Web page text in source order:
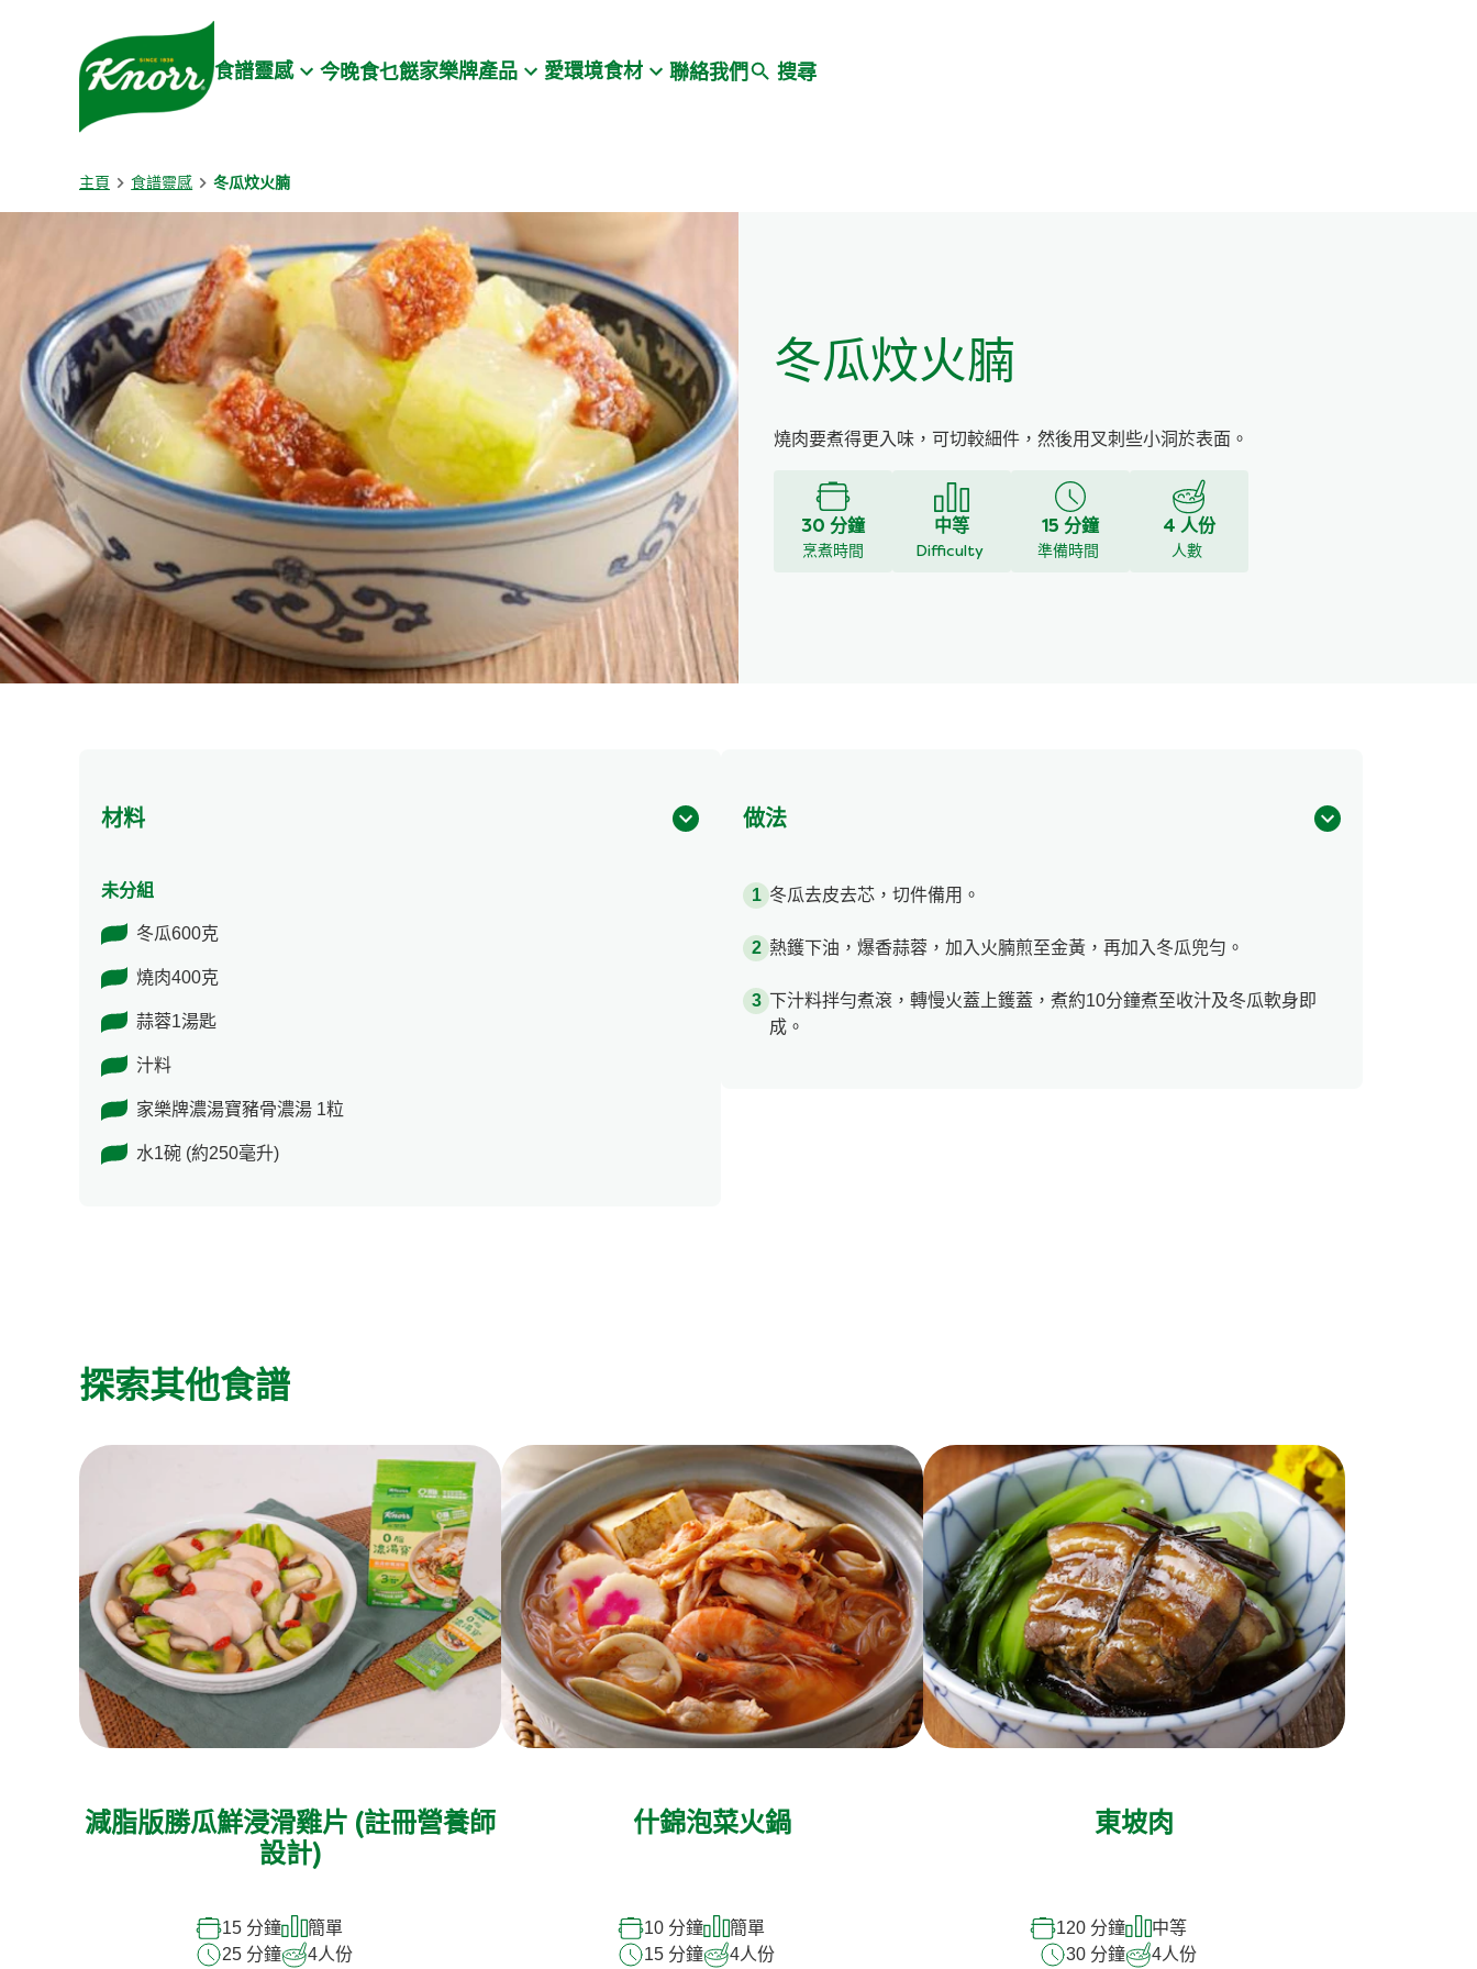
Skip to:
食譜靈感 今晚食乜餸家樂牌產品 愛環境食材 聯絡我們 搜尋
主頁 食譜靈感 冬瓜炆火腩
冬瓜炆火腩
燒肉要煮得更入味，可切較細件，然後用叉刺些小洞於表面。
30 分鐘
烹煮時間
中等
Difficulty
15 分鐘
準備時間
4 人份
人數
材料
未分組
冬瓜600克
燒肉400克
蒜蓉1湯匙
汁料
家樂牌濃湯寶豬骨濃湯 1粒
水1碗 (約250毫升)
做法
冬瓜去皮去芯，切件備用。
熱鑊下油，爆香蒜蓉，加入火腩煎至金黃，再加入冬瓜兜勻。
下汁料拌勻煮滾，轉慢火蓋上鑊蓋，煮約10分鐘煮至收汁及冬瓜軟身即
成。
探索其他食譜
減脂版勝瓜鮮浸滑雞片 (註冊營養師
設計)
15 分鐘
簡單
25 分鐘
4人份
什錦泡菜火鍋
10 分鐘
簡單
15 分鐘
4人份
東坡肉
120 分鐘
中等
30 分鐘
4人份